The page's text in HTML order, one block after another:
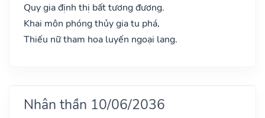
Quy gia định thị bất tương đương.
Khai môn phóng thủy gia tu phá,
Thiếu nữ tham hoa luyến ngoại lang.
Nhân thần 10/06/2036